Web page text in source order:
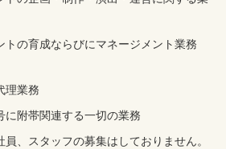
ならびにマネージメント業務
務
関連する一切の業務
、スタッフの募集はしておりません。